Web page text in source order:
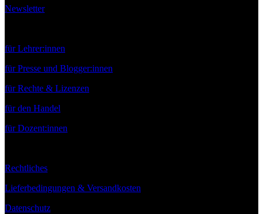
Newsletter
für Lehrer:innen
für Presse und Blogger:innen
für Rechte & Lizenzen
für den Handel
für Dozent:innen
Rechtliches
Lieferbedingungen & Versandkosten
Datenschutz